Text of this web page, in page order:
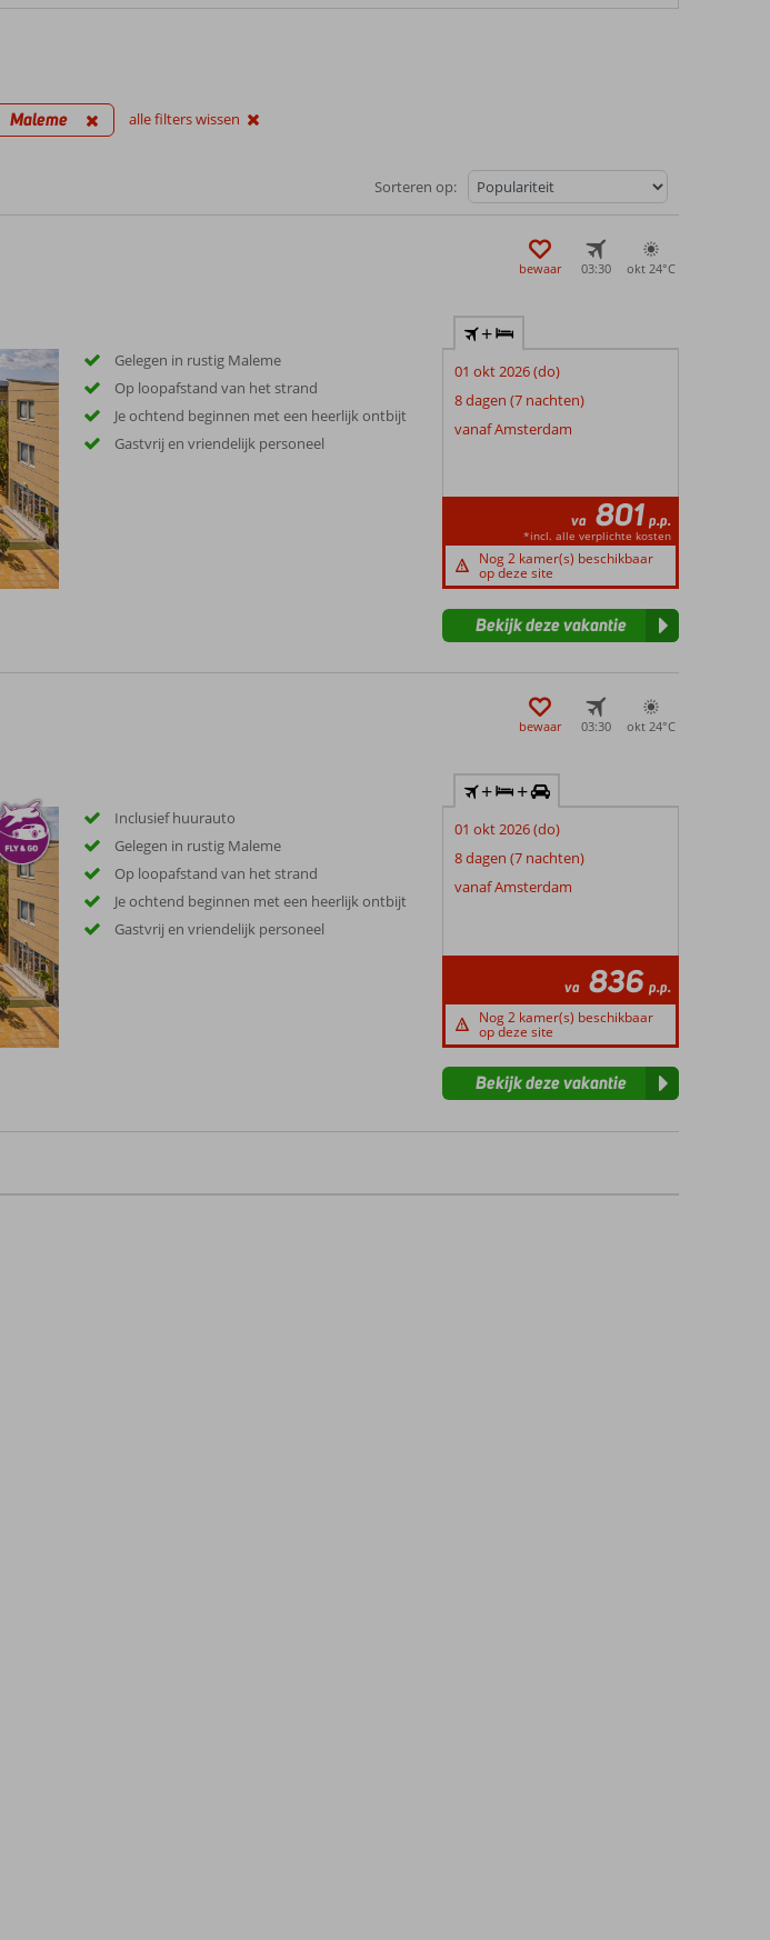
Maleme alle filters wissen
Sorteren op:
bewaar 03:30 okt 24°C
Gelegen in rustig Maleme
Op loopafstand van het strand
Je ochtend beginnen met een heerlijk ontbijt
Gastvrij en vriendelijk personeel
+
01 okt 2026 (do)
8 dagen (7 nachten)
vanaf Amsterdam
va 801 p.p.
*incl. alle verplichte kosten
Nog 2 kamer(s) beschikbaar
op deze site
Bekijk deze vakantie
bewaar 03:30 okt 24°C
Inclusief huurauto
Gelegen in rustig Maleme
Op loopafstand van het strand
Je ochtend beginnen met een heerlijk ontbijt
Gastvrij en vriendelijk personeel
+ +
01 okt 2026 (do)
8 dagen (7 nachten)
vanaf Amsterdam
va 836 p.p.
Nog 2 kamer(s) beschikbaar
op deze site
Bekijk deze vakantie